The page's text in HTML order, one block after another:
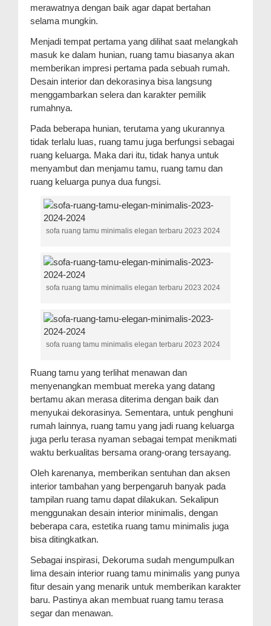
merawatnya dengan baik agar dapat bertahan
selama mungkin.
Menjadi tempat pertama yang dilihat saat melangkah
masuk ke dalam hunian, ruang tamu biasanya akan
memberikan impresi pertama pada sebuah rumah.
Desain interior dan dekorasinya bisa langsung
menggambarkan selera dan karakter pemilik
rumahnya.
Pada beberapa hunian, terutama yang ukurannya
tidak terlalu luas, ruang tamu juga berfungsi sebagai
ruang keluarga. Maka dari itu, tidak hanya untuk
menyambut dan menjamu tamu, ruang tamu dan
ruang keluarga punya dua fungsi.
sofa ruang tamu minimalis elegan terbaru 2023 2024
sofa ruang tamu minimalis elegan terbaru 2023 2024
sofa ruang tamu minimalis elegan terbaru 2023 2024
Ruang tamu yang terlihat menawan dan
menyenangkan membuat mereka yang datang
bertamu akan merasa diterima dengan baik dan
menyukai dekorasinya. Sementara, untuk penghuni
rumah lainnya, ruang tamu yang jadi ruang keluarga
juga perlu terasa nyaman sebagai tempat menikmati
waktu berkualitas bersama orang-orang tersayang.
Oleh karenanya, memberikan sentuhan dan aksen
interior tambahan yang berpengaruh banyak pada
tampilan ruang tamu dapat dilakukan. Sekalipun
menggunakan desain interior minimalis, dengan
beberapa cara, estetika ruang tamu minimalis juga
bisa ditingkatkan.
Sebagai inspirasi, Dekoruma sudah mengumpulkan
lima desain interior ruang tamu minimalis yang punya
fitur desain yang menarik untuk memberikan karakter
baru. Pastinya akan membuat ruang tamu terasa
segar dan menawan.